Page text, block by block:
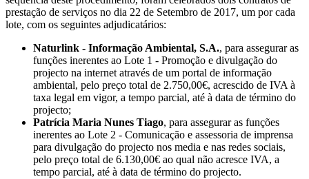
prestação de serviços no dia 22 de Setembro de 2017, um por cada
lote, com os seguintes adjudicatários:
Naturlink - Informação Ambiental, S.A., para assegurar as
funções inerentes ao Lote 1 - Promoção e divulgação do
projecto na internet através de um portal de informação
ambiental, pelo preço total de 2.750,00€, acrescido de IVA à
taxa legal em vigor, a tempo parcial, até à data de término do
projecto;
Patrícia Maria Nunes Tiago, para assegurar as funções
inerentes ao Lote 2 - Comunicação e assessoria de imprensa
para divulgação do projecto nos media e nas redes sociais,
pelo preço total de 6.130,00€ ao qual não acresce IVA, a
tempo parcial, até à data de término do projecto.